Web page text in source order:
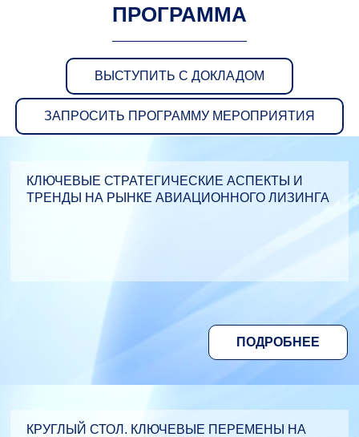
ПРОГРАММА
ВЫСТУПИТЬ С ДОКЛАДОМ
ЗАПРОСИТЬ ПРОГРАММУ МЕРОПРИЯТИЯ
КЛЮЧЕВЫЕ СТРАТЕГИЧЕСКИЕ АСПЕКТЫ И
ТРЕНДЫ НА РЫНКЕ АВИАЦИОННОГО ЛИЗИНГА
ПОДРОБНЕЕ
КРУГЛЫЙ СТОЛ. КЛЮЧЕВЫЕ ПЕРЕМЕНЫ НА